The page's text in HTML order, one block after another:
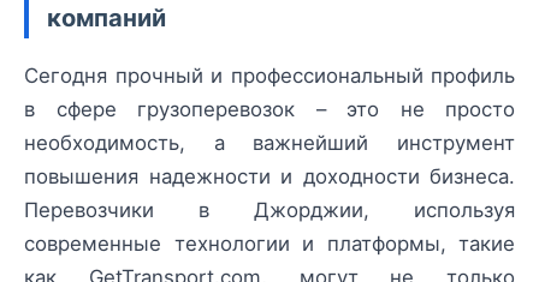
компаний
Сегодня прочный и профессиональный профиль
в сфере грузоперевозок – это не просто
необходимость, а важнейший инструмент
повышения надежности и доходности бизнеса.
Перевозчики в Джорджии, используя
современные технологии и платформы, такие
как GetTransport.com, могут не только